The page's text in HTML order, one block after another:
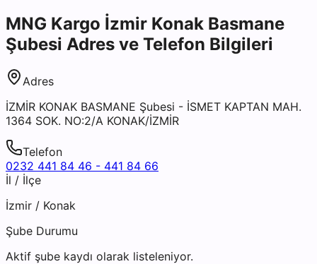
MNG Kargo İzmir Konak Basmane
Şubesi Adres ve Telefon Bilgileri
Adres
İZMİR KONAK BASMANE Şubesi - İSMET KAPTAN MAH.
1364 SOK. NO:2/A KONAK/İZMİR
Telefon
0232 441 84 46 - 441 84 66
İl / İlçe
İzmir / Konak
Şube Durumu
Aktif şube kaydı olarak listeleniyor.